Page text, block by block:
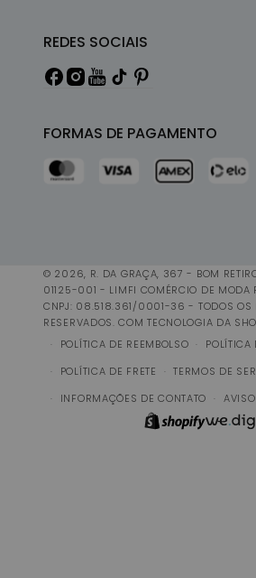
REDES SOCIAIS
FORMAS DE PAGAMENTO
© 2026, R. DA GRAÇA, 367 - BOM
01125-001 - LIMFI COMÉRCIO DE MODA
CNPJ: 08.518.361/0001-36 - TODOS OS
RESERVADOS. COM TECNOLOGIA DA
POLÍTICA DE REEMBOLSO
POLÍTICA
POLÍTICA DE FRETE
TERMOS DE
INFORMAÇÕES DE CONTATO